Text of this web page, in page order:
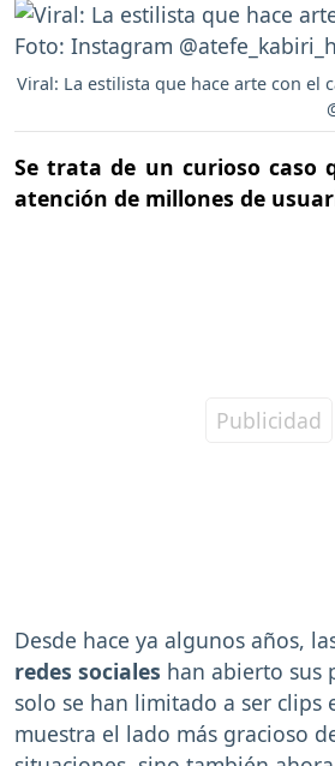
Viral: La estilista que hace arte con el
Se trata de un curioso caso
atención de millones de
Desde hace ya algunos años,
redes sociales han abierto sus
solo se han limitado a ser clips
muestra el lado más gracioso